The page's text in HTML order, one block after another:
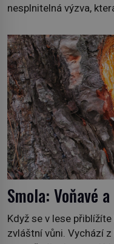
nesplnitelná výzva,
na podzim 1958 jako
neobvyklou výzvou.
severního polárního
Smola: Voňavé
Když se v lese
zvláštní vůni. Vychází